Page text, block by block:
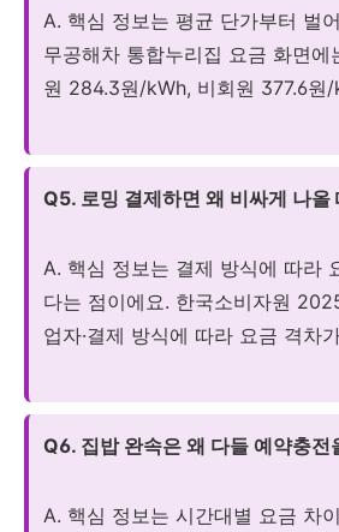
A. 핵심 정보는 평균 단가부터 벌
무공해차 통합누리집 요금 화면에
원 284.3원/kWh, 비회원 377.6원
Q5. 로밍 결제하면 왜 비싸게 나올
A. 핵심 정보는 결제 방식에 따라
다는 점이에요. 한국소비자원
업자·결제 방식에 따라 요금 격차
Q6. 집밥 완속은 왜 다들 예약충전
A. 핵심 정보는 시간대별 요금 차